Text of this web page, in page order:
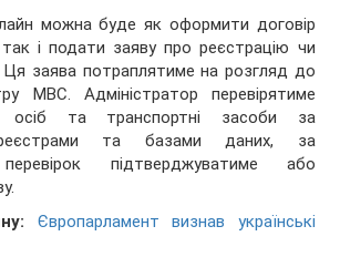
можна буде як оформити договір
так і подати заяву про реєстрацію чи
Ця заява потраплятиме на розгляд до
МВС. Адміністратор перевірятиме
осіб та транспортні засоби за
реєстрами та базами даних, за
підтверджуватиме або
Європарламент визнав українські